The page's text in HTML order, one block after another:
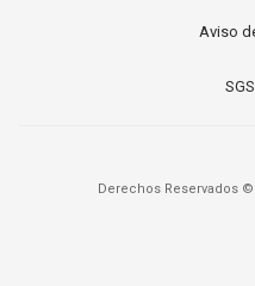
Aviso
Derechos Reservados ©